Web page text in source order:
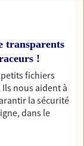
Passer les
résultats
Carte
transparents
!
fichiers
Ils nous aident à
la sécurité
dans le